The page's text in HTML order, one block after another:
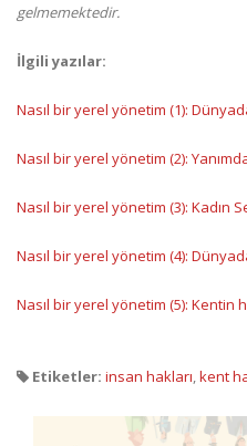
gelmemektedir.
İlgili yazılar:
Nasıl bir yerel yönetim (1):
Nasıl bir yerel yönetim (2):
Nasıl bir yerel yönetim (3): Kadın
Nasıl bir yerel yönetim (4):
Nasıl bir yerel yönetim (5):
Etiketler: insan hakları,kent